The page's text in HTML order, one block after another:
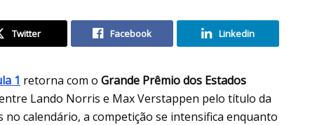
Twitter Facebook Linkedin
1 retorna com o Grande Prêmio dos Estados
Lando Norris e Max Verstappen pelo título da
calendário, a competição se intensifica enquanto